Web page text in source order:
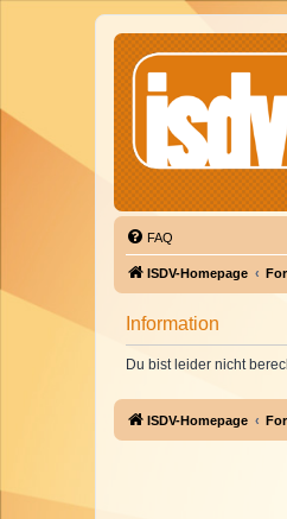
FAQ
ISDV-Homepage
Information
Du bist leider nicht
ISDV-Homepage